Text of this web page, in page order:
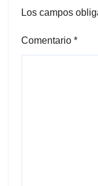
Los campos
Comentario *